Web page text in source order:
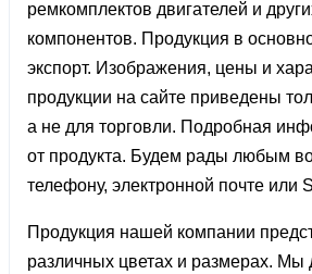
ремкомплектов двигателей и
компонентов. Продукция в
экспорт. Изображения, цены и
продукции на сайте приведены
а не для торговли. Подробная
от продукта. Будем рады любым
телефону, электронной почте или
Продукция нашей компании
различных цветах и ​​размерах. Мы